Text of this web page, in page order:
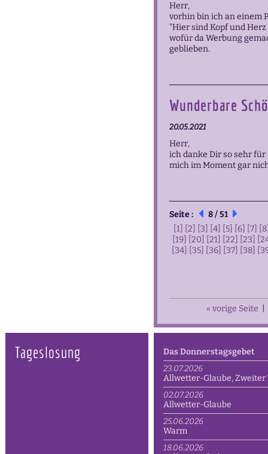
Herr,
vorhin bin ich an einem
"Hier sind Kopf und
wofür da Werbung
geblieben.
Wunderbare
20.05.2021
Herr,
ich danke Dir so sehr
mich im Moment gar
Seite :
8 / 51
[1]
[2] [3] [4] [5] [6] [7]
[19]
[20] [21] [22] [23]
[34]
[35] [36] [37] [38]
« vorige Seite
Tageslosung
Das Donnerstagsgebet
23.07.2026
Allwetter-Glaube, Zweiter
02.07.2026
Allwetter-Glaube
25.06.2026
Warm
18.06.2026